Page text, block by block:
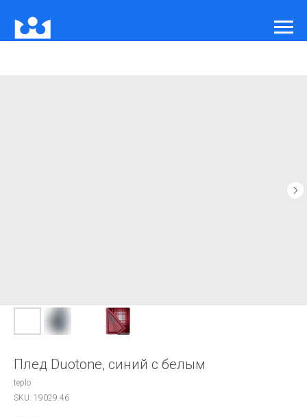
Плед Duotone, синий с белым
teplo
SKU: 19029.46